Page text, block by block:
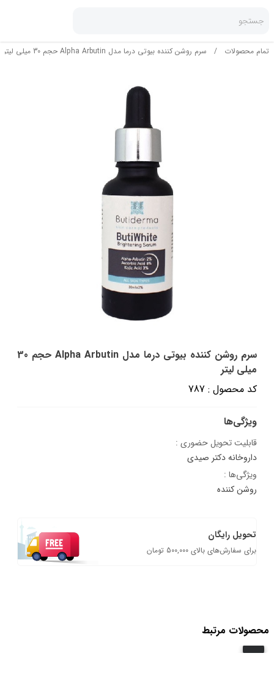
جستجو
تمام محصولات / سرم روشن کننده بیوتی درما مدل Alpha Arbutin حجم 30 میلی لیتر
سرم روشن کننده بیوتی درما مدل Alpha Arbutin حجم 30
میلی لیتر
کد محصول : 787
ویژگی‌ها
قابلیت تحویل حضوری :
داروخانه دکتر صیدی
ویژگی‌ها :
روشن کننده
تحویل رایگان
برای سفارش‌های بالای 500,000 تومان
محصولات مرتبط